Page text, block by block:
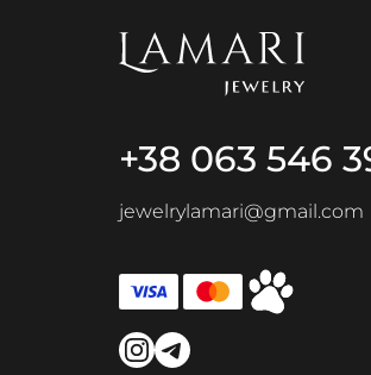
+38 063 546
jewelrylamari@gmail.com